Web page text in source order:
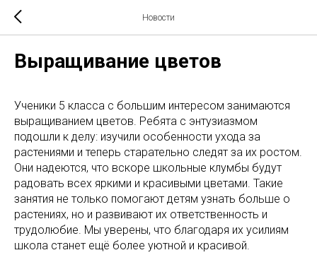
Новости
Выращивание цветов
Ученики 5 класса с большим интересом занимаются
выращиванием цветов. Ребята с энтузиазмом
подошли к делу: изучили особенности ухода за
растениями и теперь старательно следят за их ростом.
Они надеются, что вскоре школьные клумбы будут
радовать всех яркими и красивыми цветами. Такие
занятия не только помогают детям узнать больше о
растениях, но и развивают их ответственность и
трудолюбие. Мы уверены, что благодаря их усилиям
школа станет ещё более уютной и красивой.